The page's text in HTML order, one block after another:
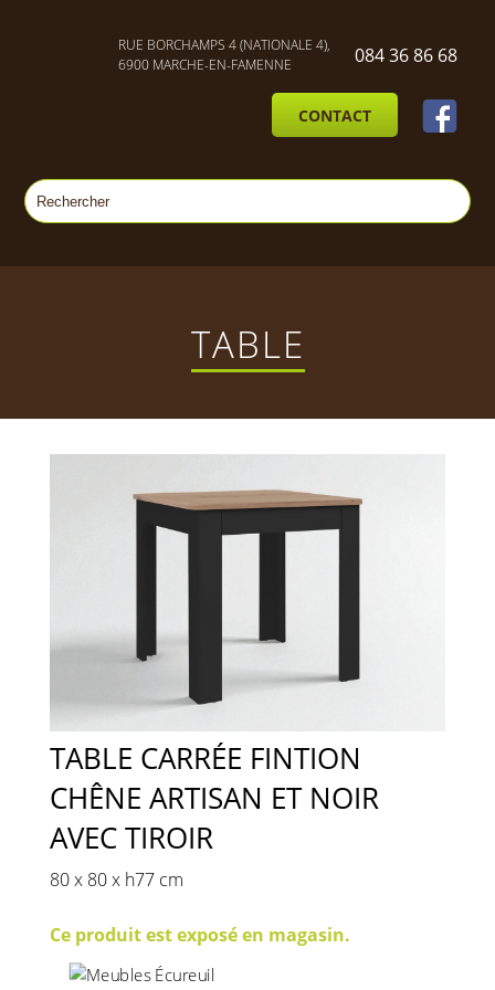
RUE BORCHAMPS 4 (NATIONALE 4),
6900 MARCHE-EN-FAMENNE
084 36 86 68
CONTACT
TABLE
TABLE CARRÉE FINTION
CHÊNE ARTISAN ET NOIR
AVEC TIROIR
80 x 80 x h77 cm
Ce produit est exposé en magasin.